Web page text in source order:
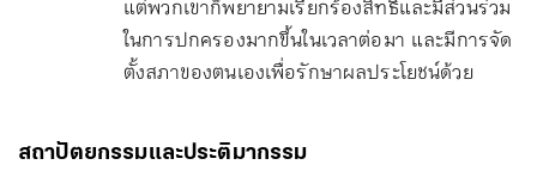
แต่พวกเขาก็พยายามเรียกร้องสิทธิและมีส่วนร่วม
ในการปกครองมากขึ้นในเวลาต่อมา และมีการจัด
ตั้งสภาของตนเองเพื่อรักษาผลประโยชน์ด้วย
สถาปัตยกรรมและประติมากรรม